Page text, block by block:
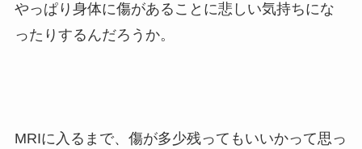
やっぱり身体に傷があることに悲しい気持ちにな
ったりするんだろうか。
MRIに入るまで、傷が多少残ってもいいかって思っ